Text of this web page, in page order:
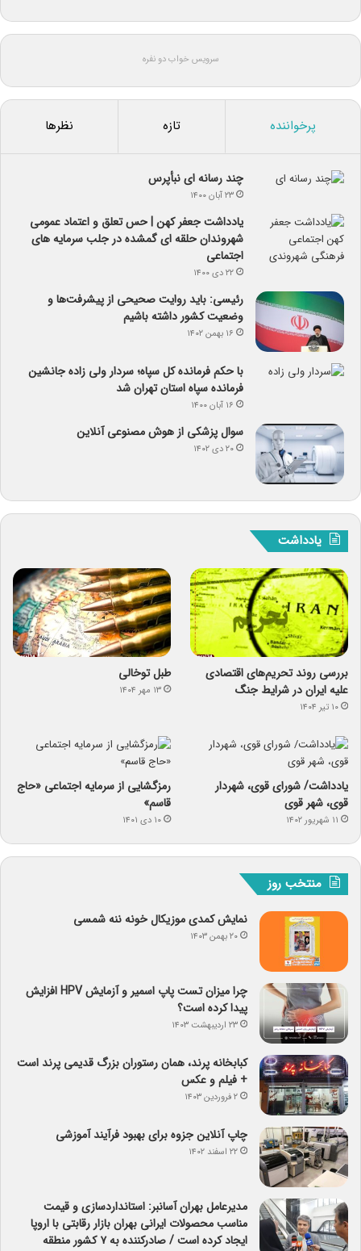
سرویس خواب دو نفره
پرخواننده تازه نظرها
چند رسانه ای نبأپرس
۲۳ آبان ۱۴۰۰
یادداشت جعفر کهن | حس تعلق و اعتماد عمومی
شهروندان حلقه ای گمشده در جلب سرمایه های
اجتماعی
۲۲ دی ۱۴۰۰
رئیسی: باید روایت صحیحی از پیشرفت‌ها و
وضعیت کشور داشته باشیم
۱۶ بهمن ۱۴۰۲
با حکم فرمانده کل سپاه؛ سردار ولی زاده جانشین
فرمانده سپاه استان تهران شد
۱۶ آبان ۱۴۰۰
سوال پزشکی از هوش مصنوعی آنلاین
۲۰ دی ۱۴۰۲
یادداشت
بررسی روند تحریم‌های اقتصادی
علیه ایران در شرایط جنگ
۱۰ تیر ۱۴۰۴
طبل توخالی
۱۳ مهر ۱۴۰۴
یادداشت/ شورای قوی، شهردار
قوی، شهر قوی
۱۱ شهریور ۱۴۰۲
رمزگشایی از سرمایه‌ اجتماعی «حاج
قاسم»
۱۰ دی ۱۴۰۱
منتخب روز
نمایش کمدی موزیکال خونه ننه شمسی
۲۰ بهمن ۱۴۰۳
چرا میزان تست پاپ اسمیر و آزمایش HPV افزایش
پیدا کرده است؟
۲۳ اردیبهشت ۱۴۰۳
کبابخانه پرند، همان رستوران بزرگ قدیمی پرند است
+ فیلم و عکس
۲ فروردین ۱۴۰۳
چاپ آنلاین جزوه برای بهبود فرآیند آموزشی
۲۲ اسفند ۱۴۰۲
مدیرعامل بهران آسانبر: استانداردسازی و قیمت
مناسب محصولات ایرانی بهران بازار رقابتی با اروپا
ایجاد کرده است / صادرکننده به ۷ کشور منطقه